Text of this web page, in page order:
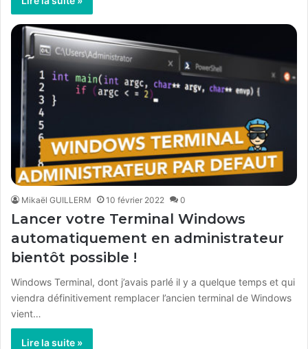
Mikaël GUILLERM 10 février 2022 0
Lancer votre Terminal Windows
automatiquement en administrateur
bientôt possible !
Windows Terminal, dont j’avais parlé il y a quelque temps et qui
viendra définitivement remplacer l’ancien terminal de Windows
vient…
Lire la suite »